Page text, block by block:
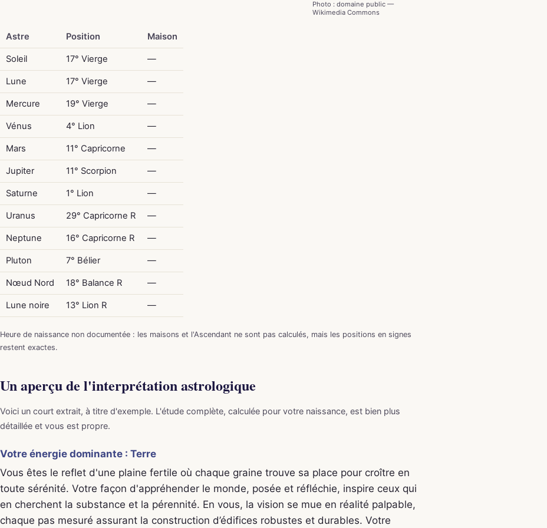
Photo : domaine public —
Wikimedia Commons
Astre Position Maison
Soleil 17° Vierge —
Lune 17° Vierge —
Mercure 19° Vierge —
Vénus 4° Lion —
Mars 11° Capricorne —
Jupiter 11° Scorpion —
Saturne 1° Lion —
Uranus 29° Capricorne R —
Neptune 16° Capricorne R —
Pluton 7° Bélier —
Nœud Nord 18° Balance R —
Lune noire 13° Lion R —
Heure de naissance non documentée : les maisons et l'Ascendant ne sont pas calculés, mais les positions en signes
restent exactes.
Un aperçu de l'interprétation astrologique
Voici un court extrait, à titre d'exemple. L'étude complète, calculée pour votre naissance, est bien plus
détaillée et vous est propre.
Votre énergie dominante : Terre
Vous êtes le reflet d'une plaine fertile où chaque graine trouve sa place pour croître en
toute sérénité. Votre façon d'appréhender le monde, posée et réfléchie, inspire ceux qui
en cherchent la substance et la pérennité. En vous, la vision se mue en réalité palpable,
chaque pas mesuré assurant la construction d’édifices robustes et durables. Votre